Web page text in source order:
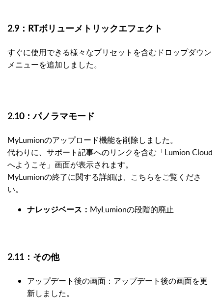
2.9：RTボリューメトリックエフェクト
すぐに使用できる様々なプリセットを含むドロップダウン
メニューを追加しました。
2.10：パノラマモード
MyLumionのアップロード機能を削除しました。
代わりに、サポート記事へのリンクを含む「Lumion Cloud
へようこそ」画面が表示されます。
MyLumionの終了に関する詳細は、こちらをご覧くださ
い。
ナレッジベース： MyLumionの段階的廃止
2.11：その他
アップデート後の画面：アップデート後の画面を更
新しました。